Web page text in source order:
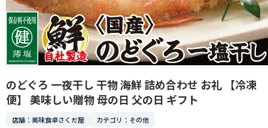
のどぐろ 一夜干し 干物 海鮮 詰め合わせ お礼 【冷凍
便】 美味しい贈物 母の日 父の日 ギフト
店舗：美味食卓さくだ屋 カテゴリ：その他